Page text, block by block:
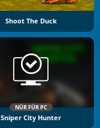
Shoot The Duck
NÜR FÜR PC
Sniper City Hunter